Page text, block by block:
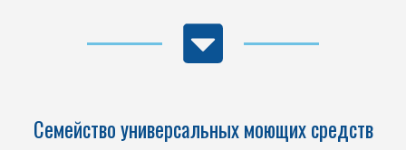
Семейство универсальных моющих средств